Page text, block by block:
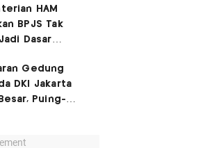
HAM
BPJS Tak
Dasar
Kesehatan
Gedung
DKI Jakarta
Puing-